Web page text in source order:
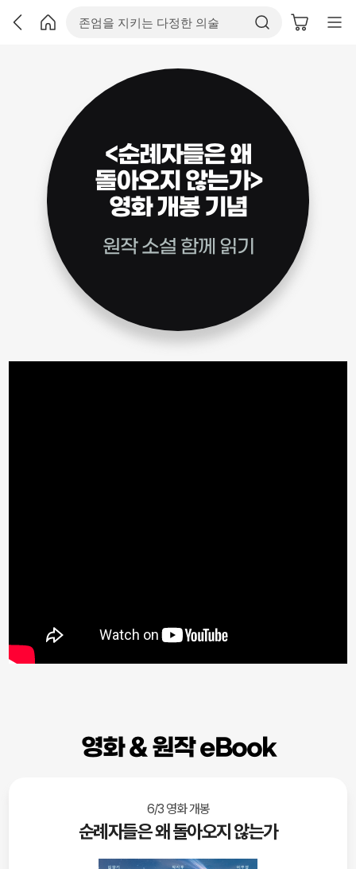
<순례자들은 왜
돌아오지 않는가>
영화 개봉 기념
원작 소설 함께 읽기
영화 & 원작 eBook
6/3 영화 개봉
순례자들은 왜 돌아오지 않는가